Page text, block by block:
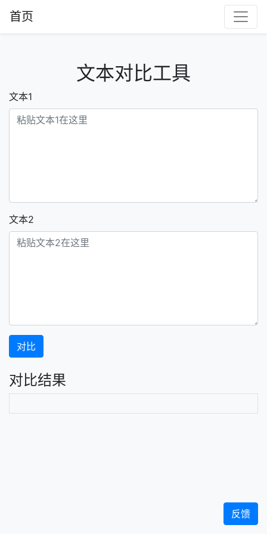
首页
文本对比工具
文本1
文本2
对比
对比结果
反馈